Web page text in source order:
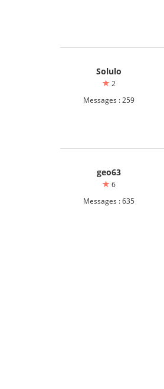
Solulo
2
Messages : 259
geo63
6
Messages : 635